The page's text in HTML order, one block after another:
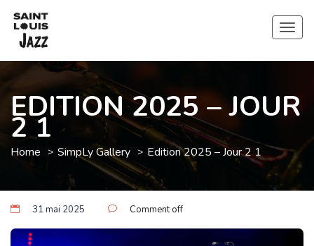
EDITION 2025 – JOUR
2 1
Home SimpLy Gallery Edition 2025 – Jour 2 1
31 mai 2025 Comment off